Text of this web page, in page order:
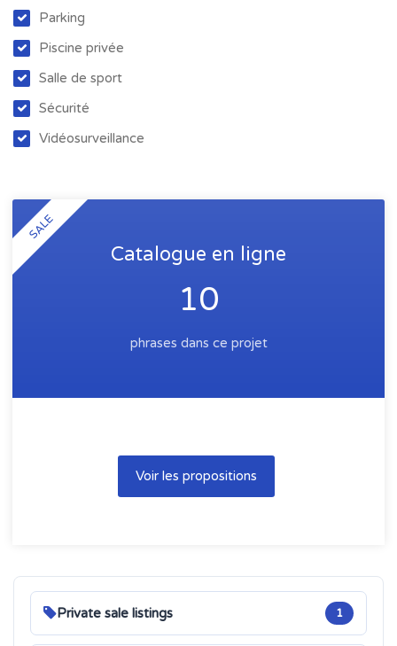
Parking
Piscine privée
Salle de sport
Sécurité
Vidéosurveillance
SALE
Catalogue en ligne
10
phrases dans ce projet
Voir les propositions
Private sale listings 1